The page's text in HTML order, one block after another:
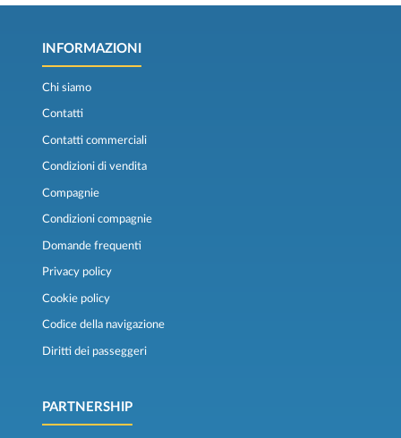
INFORMAZIONI
Chi siamo
Contatti
Contatti commerciali
Condizioni di vendita
Compagnie
Condizioni compagnie
Domande frequenti
Privacy policy
Cookie policy
Codice della navigazione
Diritti dei passeggeri
PARTNERSHIP